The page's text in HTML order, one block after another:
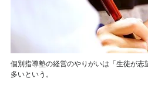
個別指導塾の経営のやりがいは「生徒が
多いという。